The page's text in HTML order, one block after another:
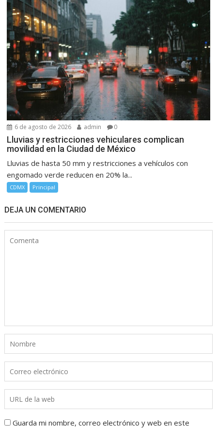
6 de agosto de 2026 admin 0
Lluvias y restricciones vehiculares complican
movilidad en la Ciudad de México
Lluvias de hasta 50 mm y restricciones a vehículos con
engomado verde reducen en 20% la...
CDMX Principal
DEJA UN COMENTARIO
Guarda mi nombre, correo electrónico y web en este